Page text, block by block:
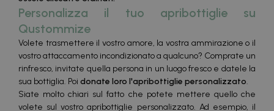
Personalizza il tuo apribottiglie su
Qustommize
Volete trasmettere il vostro amore, la vostra ammirazione o il
vostro attaccamento incondizionato a qualcuno? Comprate un
rinfresco, invitate quella persona in un luogo fresco e datele la
sua bottiglia. Poi donate loro l'apribottiglie personalizzato.
Siate molto chiari sul fatto che potete mettere quello che
volete sul vostro apribottiglie personalizzato. Ad esempio, il